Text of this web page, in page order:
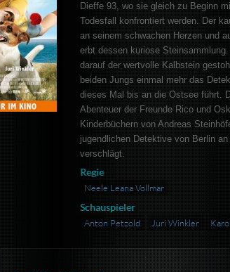
Dieffe 93, wo sie gleich zu Beginn
Todesfall konfrontiert werden. Der
an seinem schwachen Herzen und
erbt dessen kuriose
darauf der wertvolle Kalbstein
beiden Jungs einmal mehr das
dieses Mal bis an die Ostsee führt.
Abenteuer der Freunde Rico und
Kinderbüchern von Andreas
jugendlichen Detektive von Berlin
verschlägt.
Regie
Neele Leana Vollmar
Schauspieler
Anton Petzold Juri Winkler